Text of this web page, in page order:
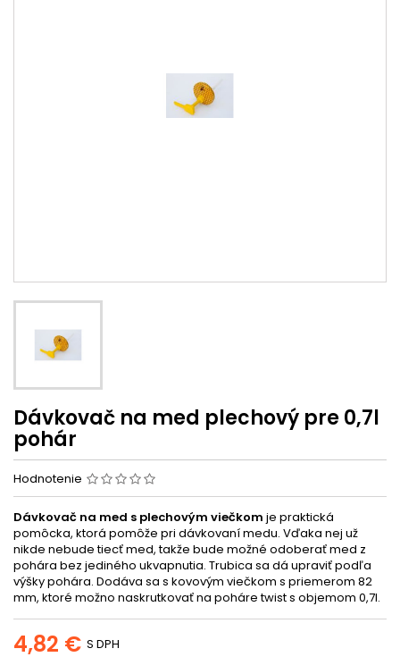
Dávkovač na med plechový pre 0,7l
pohár
Hodnotenie
Dávkovač na med s plechovým viečkom je praktická
pomôcka, ktorá pomôže pri dávkovaní medu. Vďaka nej už
nikde nebude tiecť med, takže bude možné odoberať med z
pohára bez jediného ukvapnutia. Trubica sa dá upraviť podľa
výšky pohára. Dodáva sa s kovovým viečkom s priemerom 82
mm, ktoré možno naskrutkovať na poháre twist s objemom 0,7l.
4,82 € S DPH